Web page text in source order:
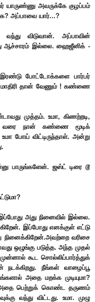
யாருண்ணு அவருக்கே குழப்பம்
அப்பாவை யார்...?
விடுவான். அப்பாவின்
ஆச்சாரம் இல்லை. ஹைஜீனிக் -
போட்டோக்களை பார்பர்
மாதிரி தான் வேணும் ! கண்ணை
முத்தம். உமா, கிணற்றடி,
வரை நான் கண்ணை மூடிக்
போய் விட்டிருந்தாள். அன்று
பாருங்களேன். ஜஸ்ட் டிரை டூ
அது நினைவில் இல்லை.
இப்போது எனக்குள் எட்டு
நினைக்கிறேன்.அவற்றை வரிசை
ஒழுங்கு படுத்த. அந்த முதல்
கூட சொல்லிப்பார்த்துக்
நீங்கள் வாழைப்பூ
அதை மறக்க முடியுமா?
பெற்றுக் கொண்ட தருணம்
வந்து விட்டது. உமா. முழு